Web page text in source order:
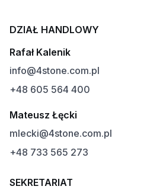
DZIAŁ HANDLOWY
Rafał Kalenik
info@4stone.com.pl
+48 605 564 400
Mateusz Łęcki
mlecki@4stone.com.pl
+48 733 565 273
SEKRETARIAT